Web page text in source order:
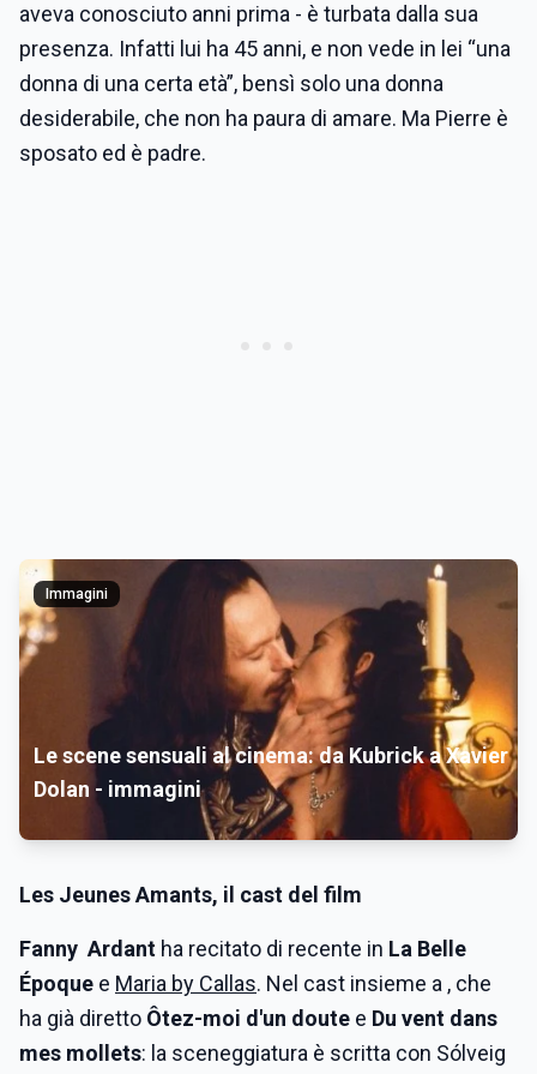
aveva conosciuto anni prima - è turbata dalla sua
presenza. Infatti lui ha 45 anni, e non vede in lei “una
donna di una certa età”, bensì solo una donna
desiderabile, che non ha paura di amare. Ma Pierre è
sposato ed è padre.
Immagini
Le scene sensuali al cinema: da Kubrick a Xavier
Dolan - immagini
Les Jeunes Amants, il cast del film
Fanny Ardant ha recitato di recente in La Belle
Époque e Maria by Callas. Nel cast insieme a , che
ha già diretto Ôtez-moi d'un doute e Du vent dans
mes mollets: la sceneggiatura è scritta con Sólveig